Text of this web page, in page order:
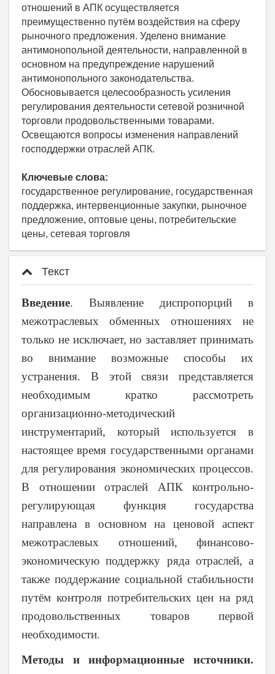
отношений в АПК осуществляется
преимущественно путём воздействия на сферу
рыночного предложения. Уделено внимание
антимонопольной деятельности, направленной в
основном на предупреждение нарушений
антимонопольного законодательства.
Обосновывается целесообразность усиления
регулирования деятельности сетевой розничной
торговли продовольственными товарами.
Освещаются вопросы изменения направлений
господдержки отраслей АПК.
Ключевые слова:
государственное регулирование, государственная
поддержка, интервенционные закупки, рыночное
предложение, оптовые цены, потребительские
цены, сетевая торговля
Текст
Введение. Выявление диспропорций в
межотраслевых обменных отношениях не
только не исключает, но заставляет принимать
во внимание возможные способы их
устранения. В этой связи представляется
необходимым кратко рассмотреть
организационно-методический
инструментарий, который используется в
настоящее время государственными органами
для регулирования экономических процессов.
В отношении отраслей АПК контрольно-
регулирующая функция государства
направлена в основном на ценовой аспект
межотраслевых отношений, финансово-
экономическую поддержку ряда отраслей, а
также поддержание социальной стабильности
путём контроля потребительских цен на ряд
продовольственных товаров первой
необходимости.
Методы и информационные источники.